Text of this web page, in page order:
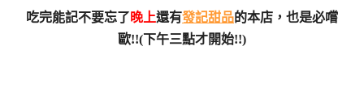
吃完能記不要忘了晚上還有發記甜品的本店，也是必嚐
歐!!(下午三點才開始!!)